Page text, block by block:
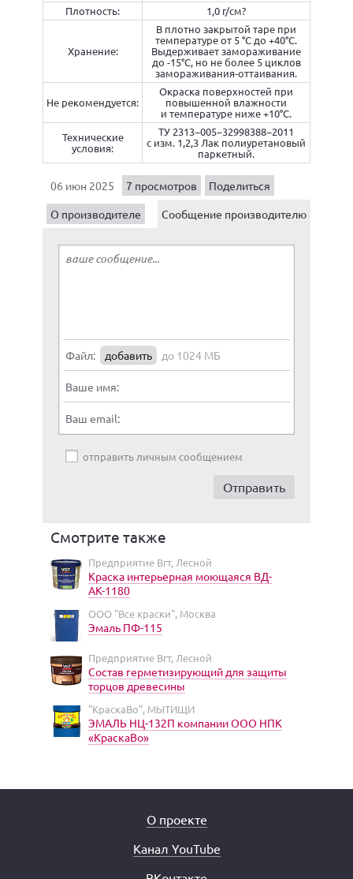
Плотность:
1,0 г/см?
Хранение:
В плотно закрытой таре при
температуре от 5 °C до +40°С.
Выдерживает замораживание
до -15°С, но не более 5 циклов
замораживания-оттаивания.
Не рекомендуется:
Окраска поверхностей при
повышенной влажности
и температуре ниже +10°С.
Технические
условия:
ТУ 2313−005−32998388−2011
с изм. 1,2,3 Лак полиуретановый
паркетный.
06 июн 2025 7 просмотров
Поделиться
О производителе
Сообщение производителю
Файл: добавить до 1024 МБ
Ваше имя:
Ваш email:
отправить личным сообщением
Смотрите также
Предприятие Вгт, Лесной
Краска интерьерная моющаяся ВД-
АК-1180
ООО "Все краски", Москва
Эмаль ПФ-115
Предприятие Вгт, Лесной
Состав герметизирующий для защиты
торцов древесины
"КраскаВо", МЫТИЩИ
ЭМАЛЬ НЦ-132П компании ООО НПК
«КраскаВо»
О проекте
Канал YouTube